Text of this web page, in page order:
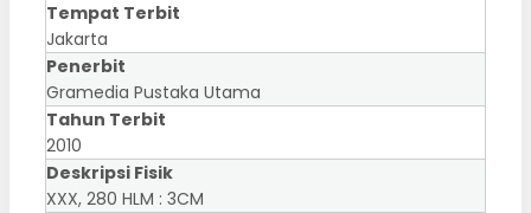
Tempat Terbit
Jakarta
Penerbit
Gramedia Pustaka Utama
Tahun Terbit
2010
Deskripsi Fisik
XXX, 280 HLM : 3CM